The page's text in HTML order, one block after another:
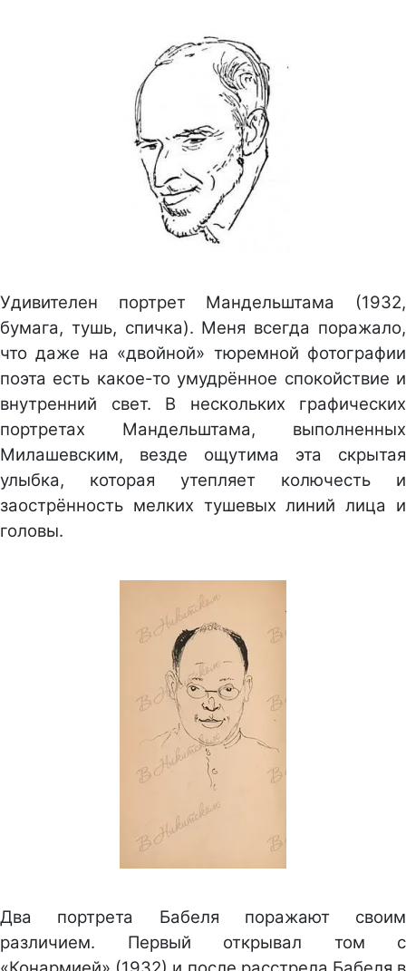
Удивителен портрет Мандельштама (1932,
бумага, тушь, спичка). Меня всегда поражало,
что даже на «двойной» тюремной фотографии
поэта есть какое-то умудрённое спокойствие и
внутренний свет. В нескольких графических
портретах Мандельштама, выполненных
Милашевским, везде ощутима эта скрытая
улыбка, которая утепляет колючесть и
заострённость мелких тушевых линий лица и
головы.
Два портрета Бабеля поражают своим
различием. Первый открывал том с